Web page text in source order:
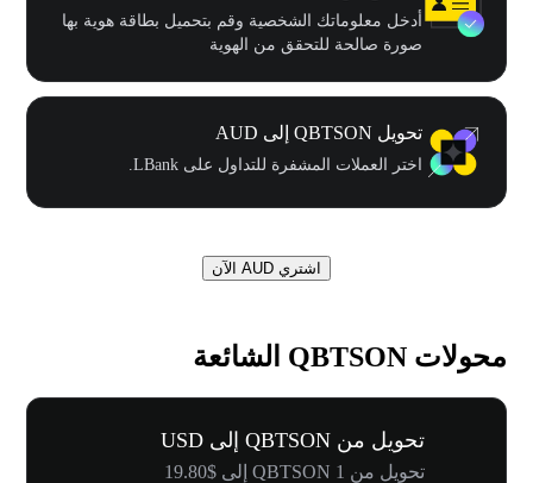
أدخل معلوماتك الشخصية وقم بتحميل بطاقة هوية بها
صورة صالحة للتحقق من الهوية
تحويل QBTSON إلى AUD
اختر العملات المشفرة للتداول على LBank.
اشتري AUD الآن
محولات QBTSON الشائعة
تحويل من QBTSON إلى USD
تحويل من 1 QBTSON إلى $19.80